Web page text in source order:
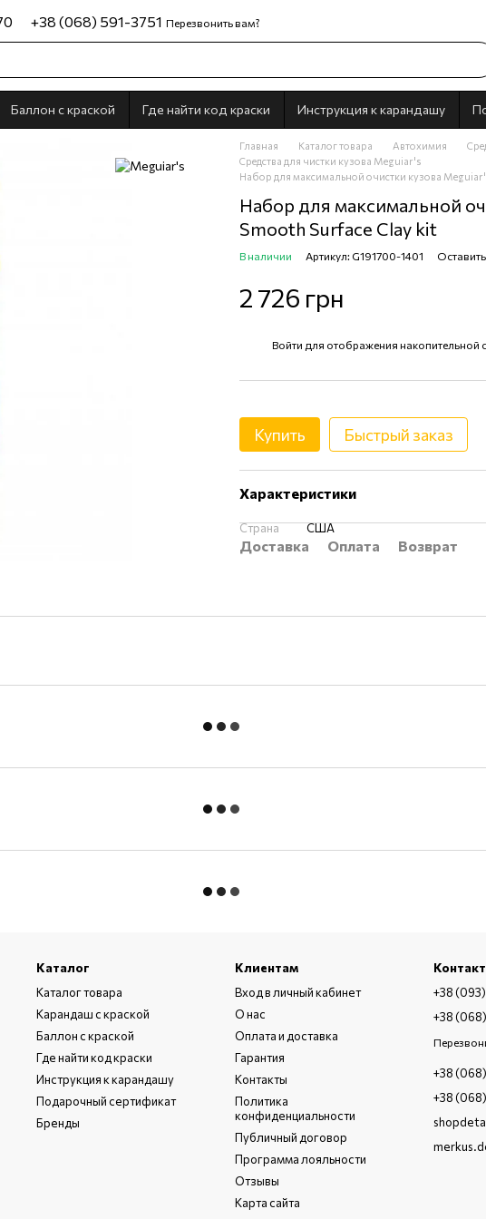
+38 (068) 591-3751 Перезвонить вам?
Баллон с краской Где найти код краски Инструкция к карандашу
Главная Каталог товара Автохимия
Средства для чистки кузова Meguiar's
Набор для максимальной очистки кузова
Набор для максимальной
Smooth Surface Clay kit
В наличии Артикул: G191700-1401
2 726 грн
Войти для отображения накопительной
Купить Быстрый заказ
Характеристики
Страна США
Доставка Оплата Возврат
Каталог
Каталог товара
Карандаш с краской
Баллон с краской
Где найти код краски
Инструкция к карандашу
Подарочный сертификат
Бренды
Клиентам
Вход в личный кабинет
О нас
Оплата и доставка
Гарантия
Контакты
Политика
конфиденциальности
Публичный договор
Программа лояльности
Отзывы
Карта сайта
+38
+38
+38
+38